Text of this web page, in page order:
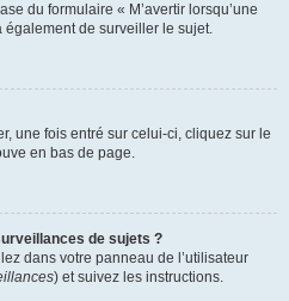
du formulaire « M’avertir lorsqu’une
également de surveiller le sujet.
une fois entré sur celui-ci, cliquez sur le
en bas de page.
de sujets ?
dans votre panneau de l’utilisateur
) et suivez les instructions.